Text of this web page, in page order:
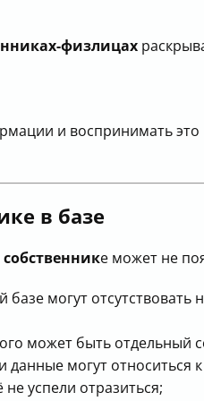
физлицах
и воспринимать
в базе
собственнике может не
могут
может быть отдельный
данные могут относиться
успели отразиться;